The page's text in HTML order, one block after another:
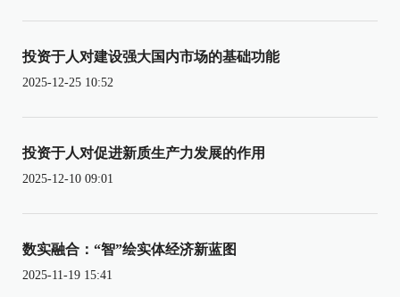
投资于人对建设强大国内市场的基础功能
2025-12-25 10:52
投资于人对促进新质生产力发展的作用
2025-12-10 09:01
数实融合：“智”绘实体经济新蓝图
2025-11-19 15:41